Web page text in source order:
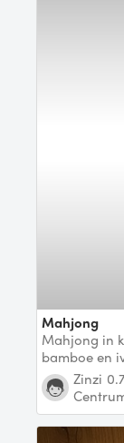
Mahjong
Mahjong in
bamboe en
Zinzi